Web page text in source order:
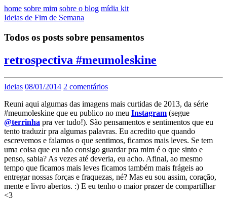
home sobre mim sobre o blog mídia kit
Ideias de Fim de Semana
Todos os posts sobre pensamentos
retrospectiva #meumoleskine
Ideias 08/01/2014 2 comentários
Reuni aqui algumas das imagens mais curtidas de 2013, da série
#meumoleskine que eu publico no meu Instagram (segue
@terrinha pra ver tudo!). São pensamentos e sentimentos que eu
tento traduzir pra algumas palavras. Eu acredito que quando
escrevemos e falamos o que sentimos, ficamos mais leves. Se tem
uma coisa que eu não consigo guardar pra mim é o que sinto e
penso, sabia? As vezes até deveria, eu acho. Afinal, ao mesmo
tempo que ficamos mais leves ficamos também mais frágeis ao
entregar nossas forças e fraquezas, né? Mas eu sou assim, coração,
mente e livro abertos. :) E eu tenho o maior prazer de compartilhar
<3